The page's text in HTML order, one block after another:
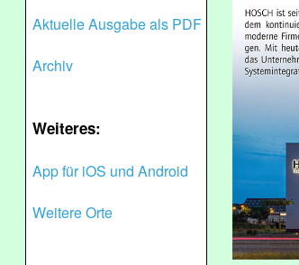
Aktuelle Ausgabe als PDF
Archiv
Weiteres:
App für iOS und Android
Weitere Orte